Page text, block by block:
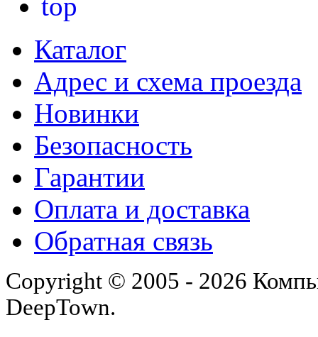
Каталог
Адрес и схема проезда
Новинки
Безопасность
Гарантии
Оплата и доставка
Обратная связь
Copyright © 2005 - 2026
DeepTown.